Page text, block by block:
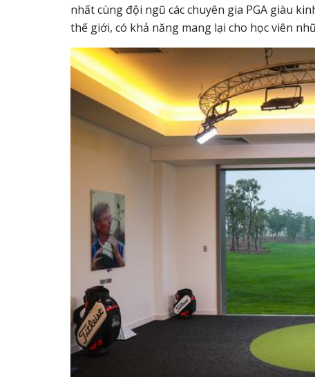
nhất cùng đội ngũ các chuyên gia PGA giàu
thế giới, có khả năng mang lại cho học viên